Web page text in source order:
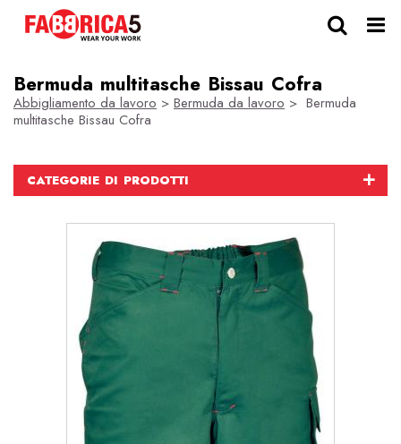
Bermuda multitasche Bissau Cofra
Abbigliamento da lavoro > Bermuda da lavoro > Bermuda
multitasche Bissau Cofra
CATEGORIE DI PRODOTTI